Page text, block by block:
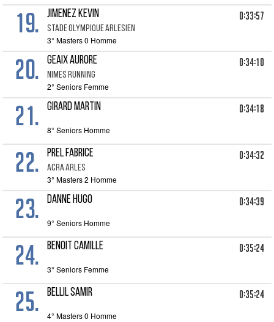
19. JIMENEZ KEVIN
STADE OLYMPIQUE ARLESIEN
0:33:57
3° Masters 0 Homme
20. GEAIX AURORE
NIMES RUNNING
0:34:10
2° Seniors Femme
21. GIRARD MARTIN 0:34:18
8° Seniors Homme
22. PREL FABRICE
ACRA ARLES
0:34:32
3° Masters 2 Homme
23. DANNE HUGO 0:34:39
9° Seniors Homme
24. BENOIT CAMILLE 0:35:24
3° Seniors Femme
25. BELLIL SAMIR 0:35:24
4° Masters 0 Homme